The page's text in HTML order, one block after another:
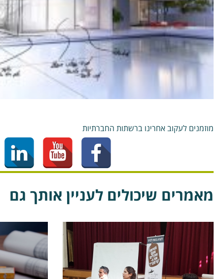
מוזמנים לעקוב אחרינו ברשתות החברתיות
מאמרים שיכולים לעניין אותך גם